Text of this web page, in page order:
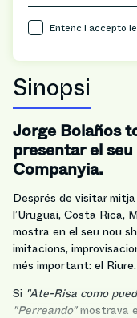
Sinopsi
Jorge Bolaños
presentar el
Companyia.
Després de visitar
l’Uruguai, Costa Rica,
mostra en el seu nou
imitacions,
més important: el Riure.
Si "Ate-Risa como
"Perreando"mostrava
Entenc i accepto